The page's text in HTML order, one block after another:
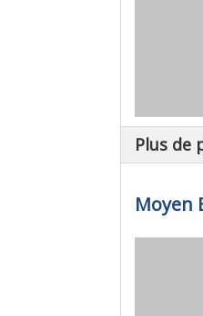
Plus de
Moyen